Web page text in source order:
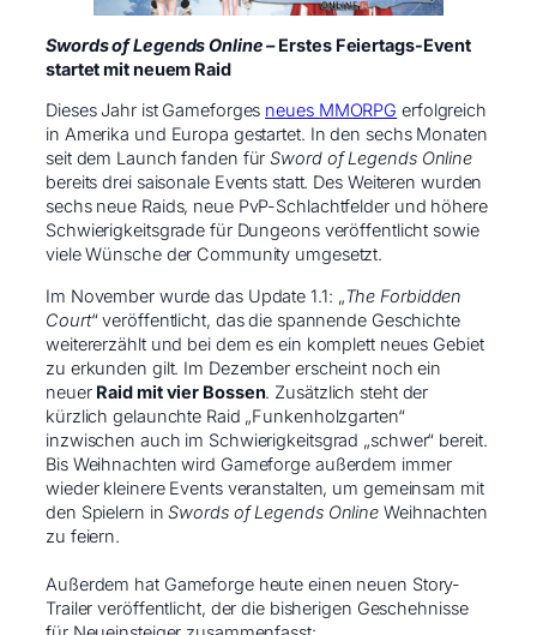
Swords of Legends Online –Erstes Feiertags-Event
startet mit neuem Raid
Dieses Jahr ist Gameforges neues MMORPG erfolgreich
in Amerika und Europa gestartet. In den sechs Monaten
seit dem Launch fanden fürSword of Legends Online
bereits drei saisonale Events statt. Des Weiteren wurden
sechs neue Raids, neue PvP-Schlachtfelder und höhere
Schwierigkeitsgrade für Dungeons veröffentlicht sowie
viele Wünsche der Community umgesetzt.
Im November wurde das Update 1.1: „The Forbidden
Court“ veröffentlicht, das die spannende Geschichte
weitererzählt und bei dem es ein komplett neues Gebiet
zu erkunden gilt. Im Dezember erscheint noch ein
neuer Raid mit vier Bossen. Zusätzlich steht der
kürzlich gelaunchte Raid „Funkenholzgarten“
inzwischen auch im Schwierigkeitsgrad „schwer“ bereit.
Bis Weihnachten wird Gameforge außerdem immer
wieder kleinere Events veranstalten, um gemeinsam mit
den Spielern inSwords of Legends Online Weihnachten
zu feiern. ​
Außerdem hat Gameforge heute einen neuen Story-
Trailer veröffentlicht, der die bisherigen Geschehnisse